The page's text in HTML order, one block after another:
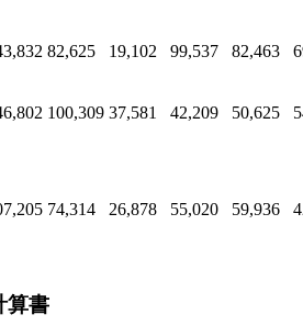
82,625 19,102 99,537 82,463
100,309 37,581 42,209 50,625
74,314 26,878 55,020 59,936
算書